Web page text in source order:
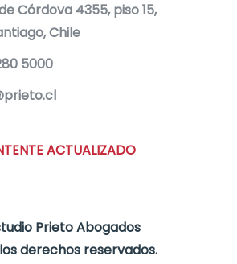
Córdova 4355, piso 15,
Chile
5000
ACTUALIZADO
Prieto Abogados
derechos reservados.